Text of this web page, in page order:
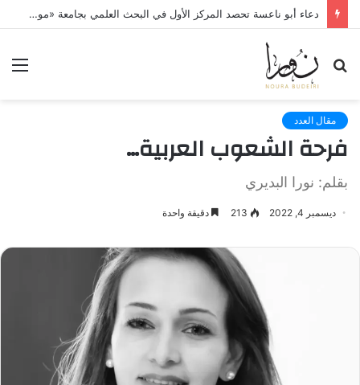
دعاء أبو ناعسة تحصد المركز الأول في البحث العلمي بجامعة «مونستر» الألمانية
بحث
عن
مقال العدد
فرحة الشعوب العربية…
بقلم: نورا البديري
ديسمبر 4, 2022 213 دقيقة واحدة